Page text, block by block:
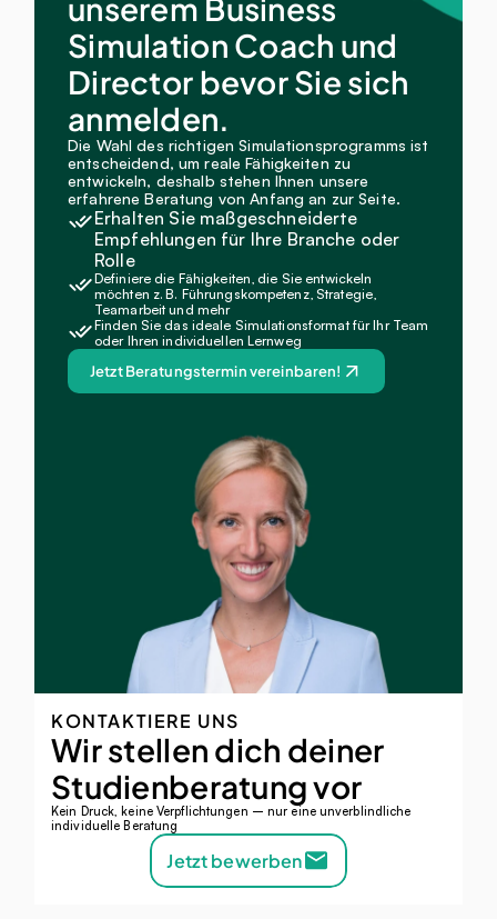
unserem Business
Simulation Coach und
Director bevor Sie sich
anmelden.
Die Wahl des richtigen Simulationsprogramms ist
entscheidend, um reale Fähigkeiten zu
entwickeln, deshalb stehen Ihnen unsere
erfahrene Beratung von Anfang an zur Seite.
Erhalten Sie maßgeschneiderte
Empfehlungen für Ihre Branche oder
Rolle
Definiere die Fähigkeiten, die Sie entwickeln
möchten z. B. Führungskompetenz, Strategie,
Teamarbeit und mehr
Finden Sie das ideale Simulationsformat für Ihr Team
oder Ihren individuellen Lernweg
Jetzt Beratungstermin vereinbaren!
KONTAKTIERE UNS
Wir stellen dich deiner
Studienberatung vor
Kein Druck, keine Verpflichtungen – nur eine unverblindliche
individuelle Beratung
Jetzt bewerben